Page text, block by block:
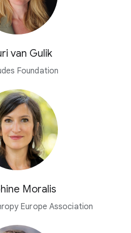
van Gulik
Foundation
Moralis
Europe Association